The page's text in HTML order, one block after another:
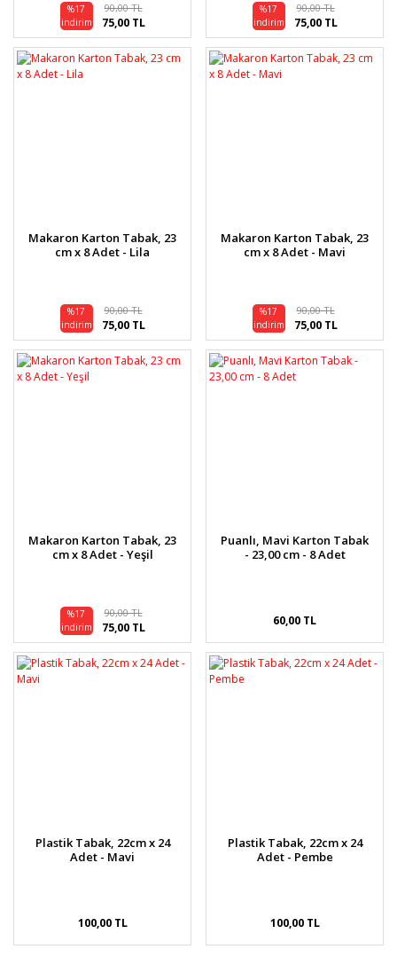
%17
indirim
90,00 TL
75,00 TL
%17
indirim
90,00 TL
75,00 TL
Makaron Karton Tabak, 23
cm x 8 Adet - Lila
%17
indirim
90,00 TL
75,00 TL
Makaron Karton Tabak, 23
cm x 8 Adet - Mavi
%17
indirim
90,00 TL
75,00 TL
Makaron Karton Tabak, 23
cm x 8 Adet - Yeşil
%17
indirim
90,00 TL
75,00 TL
Puanlı, Mavi Karton Tabak
- 23,00 cm - 8 Adet
60,00 TL
Plastik Tabak, 22cm x 24
Adet - Mavi
100,00 TL
Plastik Tabak, 22cm x 24
Adet - Pembe
100,00 TL